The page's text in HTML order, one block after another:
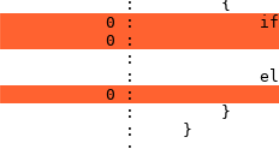
:         {
0 :
0 :
:
:
0 :
:         }
:     }